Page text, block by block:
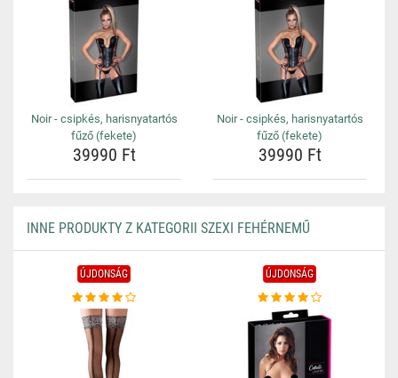
Noir - csipkés, harisnyatartós
fűző (fekete)
39990 Ft
Noir - csipkés, harisnyatartós
fűző (fekete)
39990 Ft
INNE PRODUKTY Z KATEGORII SZEXI FEHÉRNEMŰ
ÚJDONSÁG ÚJDONSÁG